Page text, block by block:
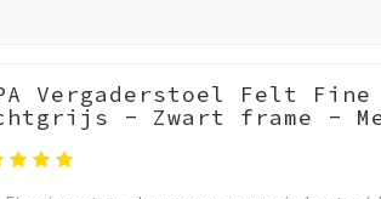
Vergaderstoel Felt
- Zwart frame -